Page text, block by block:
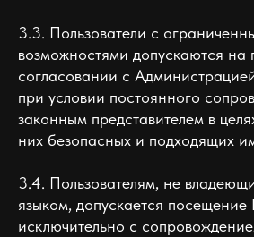
3.3. Пользователи с
возможностями допускаются на
согласовании с
при условии постоянного
законным представителем в
них безопасных и подходящих
3.4. Пользователям, не
языком, допускается посещение
исключительно с